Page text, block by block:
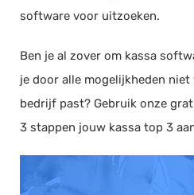
software voor uitzoeken.
Ben je al zover om kassa
je door alle mogelijkheden
bedrijf past? Gebruik onze
3 stappen jouw kassa top 3